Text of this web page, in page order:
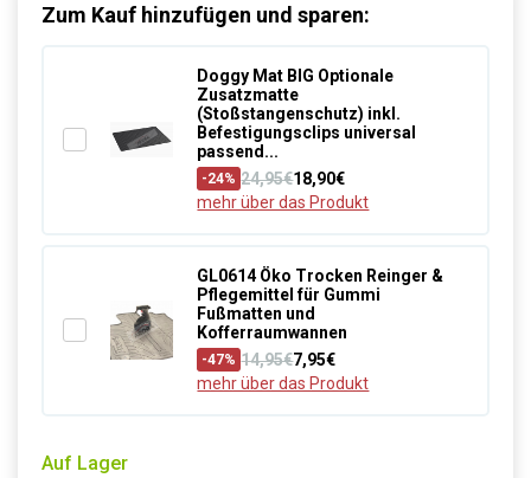
Zum Kauf hinzufügen und sparen:
Doggy Mat BIG Optionale
Zusatzmatte
(Stoßstangenschutz) inkl.
Befestigungsclips universal
passend...
-24% 24,95€18,90€
mehr über das Produkt
GL0614 Öko Trocken Reinger &
Pflegemittel für Gummi
Fußmatten und
Kofferraumwannen
-47% 14,95€7,95€
mehr über das Produkt
Auf Lager